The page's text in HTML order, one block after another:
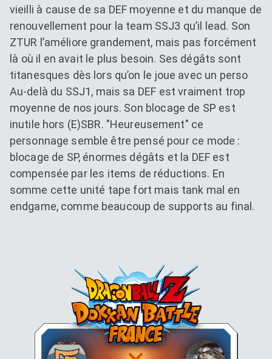
vieilli à cause de sa DEF moyenne et du manque de
renouvellement pour la team SSJ3 qu’il lead. Son
ZTUR l’améliore grandement, mais pas forcément
là où il en avait le plus besoin. Ses dégâts sont
titanesques dès lors qu’on le joue avec un perso
Au-delà du SSJ1, mais sa DEF est vraiment trop
moyenne de nos jours. Son blocage de SP est
inutile hors (E)SBR. "Heureusement" ce
personnage semble être pensé pour ce mode :
blocage de SP, énormes dégâts et la DEF est
compensée par les items de réductions. En
somme cette unité tape fort mais tank mal en
endgame, comme beaucoup de supports au final.
Dokkan Essentials x Dragon